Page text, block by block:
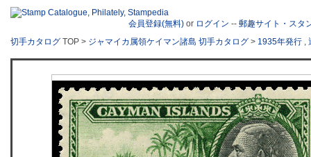
会員登録(無料) or ログイン -- 郵趣サイト・スタ
切手カタログ TOP > ジャマイカ属領ケイマン諸島 切手カタログ > 1935年発行 ,